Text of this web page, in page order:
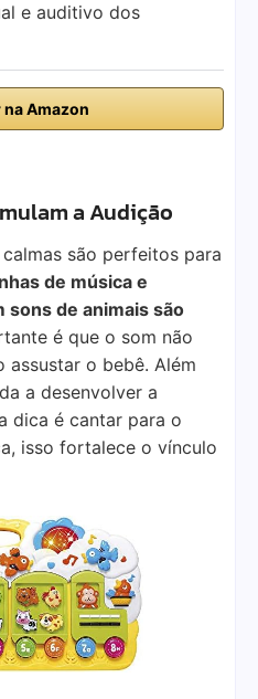
e auditivo dos
Amazon
a Audição
são perfeitos para
de música e
de animais são
é que o som não
assustar o bebê. Além
a desenvolver a
dica é cantar para o
isso fortalece o vínculo